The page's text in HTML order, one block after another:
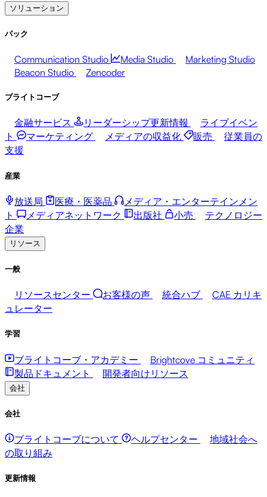
ソリューション
パック
Communication Studio Media Studio
Marketing Studio
Beacon Studio
Zencoder
ブライトコーブ
金融サービス リーダーシップ更新情報
ライブイベン
ト
マーケティング メディアの収益化 販売
従業員の
支援
産業
放送局 医療・医薬品
メディア・エンターテインメン
ト
メディアネットワーク 出版社 小売
テクノロジー
企業
リソース
一般
リソースセンター お客様の声 統合ハブ
CAE カリキ
ュレーター
学習
ブライトコーブ・アカデミー
Brightcove コミュニティ
製品ドキュメント
開発者向けリソース
会社
会社
ブライトコーブについて ヘルプセンター
地域社会へ
の取り組み
更新情報